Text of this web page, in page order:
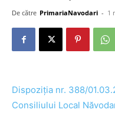
De către PrimariaNavodari - 1
Dispoziția nr. 388/
Consiliului Local